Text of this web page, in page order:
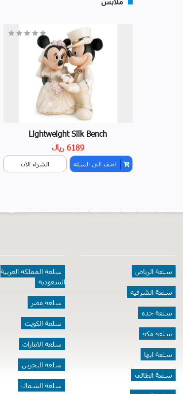
Lightweight Silk Bench
6189 ريال
اضف الى السله الشراء الان
سلعة الرياض
سلعة الشرقيه
سلعة جده
سلعة مكه
سلعة ابها
سلعة الطائف
سلعة المملكه العربية
السعودية
سلعة مصر
سلعة الكويت
سلعة الامارات
سلعة البحرين
سلعة الشمال